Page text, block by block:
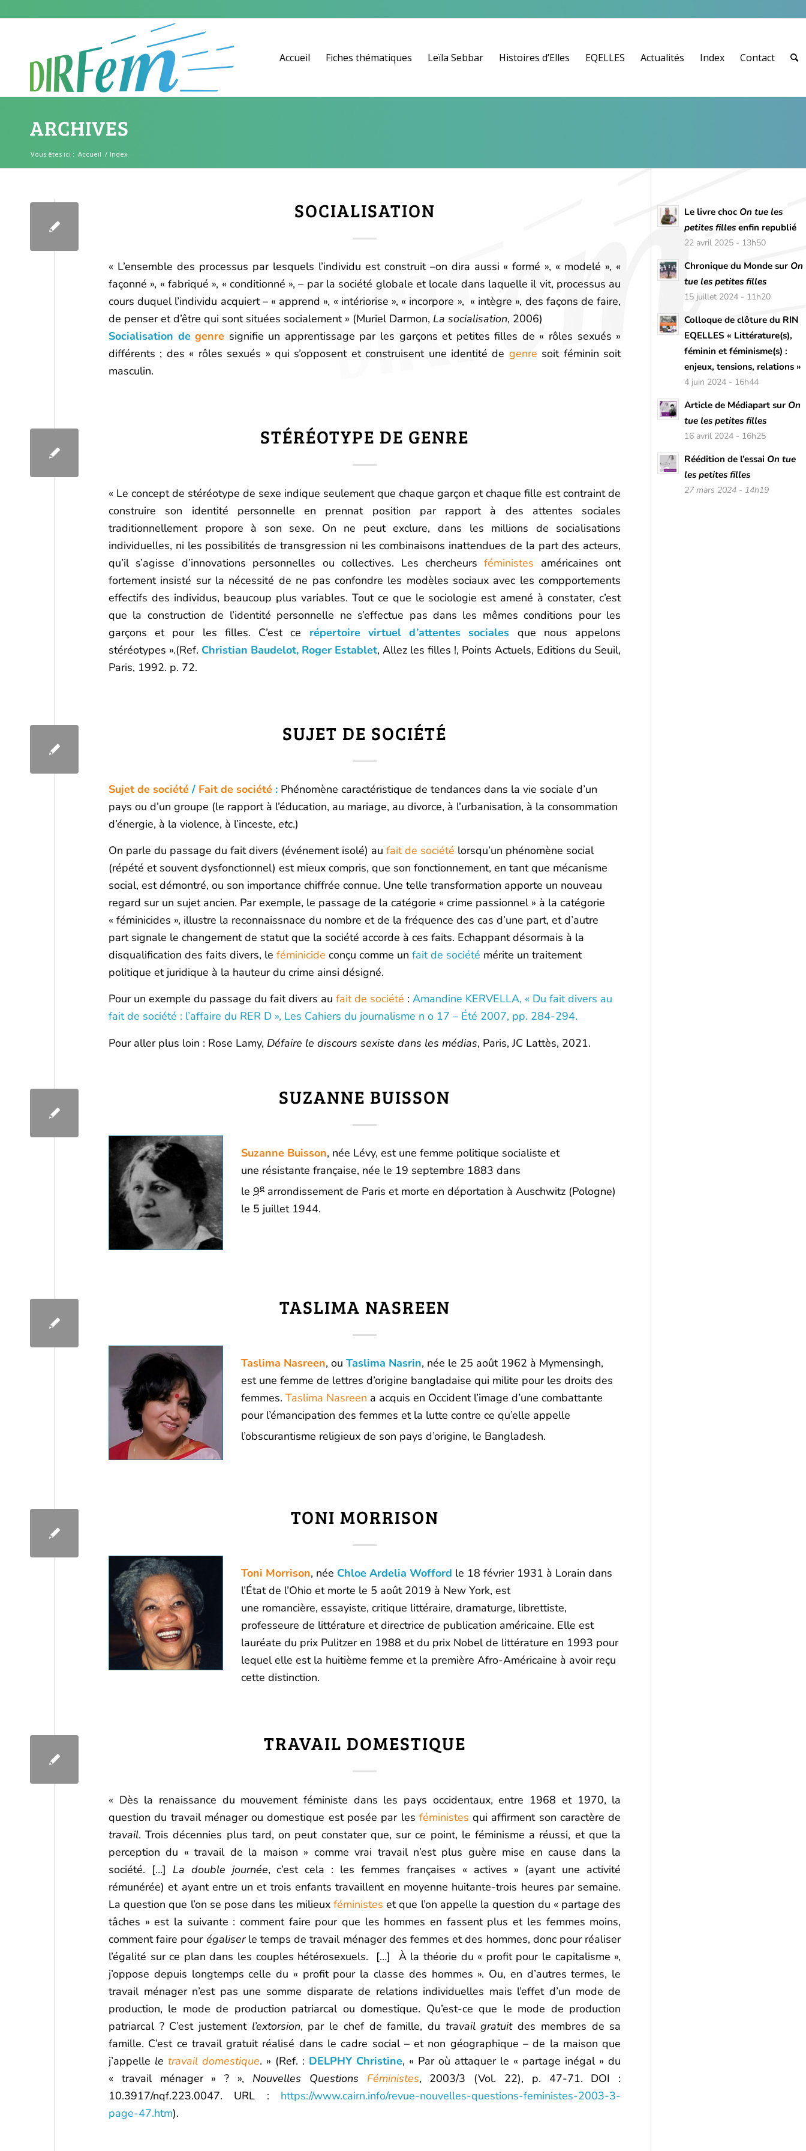
Accueil Fiches thématiques Leïla Sebbar Histoires d’Elles EQELLES Actualités Index Contact
ARCHIVES
Vous êtes ici : Accueil / Index
SOCIALISATION
« L’ensemble des processus par lesquels l’individu est construit –on dira aussi « formé », « modelé », «
façonné », « fabriqué », « conditionné », – par la société globale et locale dans laquelle il vit, processus au
cours duquel l’individu acquiert – « apprend », « intériorise », « incorpore », « intègre », des façons de faire,
de penser et d’être qui sont situées socialement » (Muriel Darmon, La socialisation, 2006)
Socialisation degenre signifie un apprentissage par les garçons et petites filles de « rôles sexués »
différents ; des « rôles sexués » qui s’opposent et construisent une identité de genre soit féminin soit
masculin.
STÉRÉOTYPE DE GENRE
« Le concept de stéréotype de sexe indique seulement que chaque garçon et chaque fille est contraint de
construire son identité personnelle en prennat position par rapport à des attentes sociales
traditionnellement propore à son sexe. On ne peut exclure, dans les millions de socialisations
individuelles, ni les possibilités de transgression ni les combinaisons inattendues de la part des acteurs,
qu’il s’agisse d’innovations personnelles ou collectives. Les chercheursféministes américaines ont
fortement insisté sur la nécessité de ne pas confondre les modèles sociaux avec les compportements
effectifs des individus, beaucoup plus variables. Tout ce que le sociologie est amené à constater, c’est
que la construction de l’identité personnelle ne s’effectue pas dans les mêmes conditions pour les
garçons et pour les filles. C’est ce répertoire virtuel d’attentes sociales que nous appelons
stéréotypes ».(Ref. Christian Baudelot, Roger Establet, Allez les filles !, Points Actuels, Editions du Seuil,
Paris, 1992. p. 72.
SUJET DE SOCIÉTÉ
Sujet de société / Fait de société : Phénomène caractéristique de tendances dans la vie sociale d’un
pays ou d’un groupe (le rapport à l’éducation, au mariage, au divorce, à l’urbanisation, à la consommation
d’énergie, à la violence, à l’inceste, etc.)
On parle du passage du fait divers (événement isolé) au fait de société lorsqu’un phénomène social
(répété et souvent dysfonctionnel) est mieux compris, que son fonctionnement, en tant que mécanisme
social, est démontré, ou son importance chiffrée connue. Une telle transformation apporte un nouveau
regard sur un sujet ancien. Par exemple, le passage de la catégorie « crime passionnel » à la catégorie
« féminicides », illustre la reconnaissnace du nombre et de la fréquence des cas d’une part, et d’autre
part signale le changement de statut que la société accorde à ces faits. Echappant désormais à la
disqualification des faits divers, le féminicide conçu comme un fait de société mérite un traitement
politique et juridique à la hauteur du crime ainsi désigné.
Pour un exemple du passage du fait divers au fait de société : Amandine KERVELLA, « Du fait divers au
fait de société : l’affaire du RER D », Les Cahiers du journalisme n o 17 – Été 2007, pp. 284-294.
Pour aller plus loin : Rose Lamy, Défaire le discours sexiste dans les médias, Paris, JC Lattès, 2021.
SUZANNE BUISSON
Suzanne Buisson, née Lévy, est une femme politique socialiste et
une résistante française, née le 19 septembre 1883 dans
le9e arrondissement de Paris et morte en déportation à Auschwitz (Pologne)
le 5 juillet 1944.
TASLIMA NASREEN
Taslima Nasreen, ouTaslima Nasrin, née le 25 août 1962 à Mymensingh,
est une femme de lettres d’origine bangladaise qui milite pour les droits des
femmes.Taslima Nasreen a acquis en Occident l’image d’une combattante
pour l’émancipation des femmes et la lutte contre ce qu’elle appelle
l’obscurantisme religieux de son pays d’origine, le Bangladesh.
TONI MORRISON
Toni Morrison, née Chloe Ardelia Wofford le 18 février 1931 à Lorain dans
l’État de l’Ohio et morte le 5 août 2019 à New York, est
une romancière, essayiste, critique littéraire, dramaturge, librettiste,
professeure de littérature et directrice de publication américaine. Elle est
lauréate du prix Pulitzer en 1988 et du prix Nobel de littérature en 1993 pour
lequel elle est la huitième femme et la première Afro-Américaine à avoir reçu
cette distinction.
TRAVAIL DOMESTIQUE
« Dès la renaissance du mouvement féministe dans les pays occidentaux, entre 1968 et 1970, la
question du travail ménager ou domestique est posée par les féministes qui affirment son caractère de
travail. Trois décennies plus tard, on peut constater que, sur ce point, le féminisme a réussi, et que la
perception du « travail de la maison » comme vrai travail n’est plus guère mise en cause dans la
société. […] La double journée, c’est cela : les femmes françaises « actives » (ayant une activité
rémunérée) et ayant entre un et trois enfants travaillent en moyenne huitante-trois heures par semaine.
La question que l’on se pose dans les milieux féministes et que l’on appelle la question du « partage des
tâches » est la suivante : comment faire pour que les hommes en fassent plus et les femmes moins,
comment faire pour égaliserle temps de travail ménager des femmes et des hommes, donc pour réaliser
l’égalité sur ce plan dans les couples hétérosexuels. […] À la théorie du « profit pour le capitalisme »,
j’oppose depuis longtemps celle du « profit pour la classe des hommes ». Ou, en d’autres termes, le
travail ménager n’est pas une somme disparate de relations individuelles mais l’effet d’un mode de
production, le mode de production patriarcal ou domestique. Qu’est-ce que le mode de production
patriarcal ? C’est justement l’extorsion, par le chef de famille, du travail gratuitdes membres de sa
famille. C’est ce travail gratuit réalisé dans le cadre social – et non géographique – de la maison que
j’appelle letravail domestique. » (Ref. : DELPHY Christine, « Par où attaquer le « partage inégal » du
« travail ménager » ? », Nouvelles Questions Féministes, 2003/3 (Vol. 22), p. 47-71. DOI :
10.3917/nqf.223.0047. URL : https://www.cairn.info/revue-nouvelles-questions-feministes-2003-3-
page-47.htm).
Le livre choc On tue les
petites filles enfin republié
22 avril 2025 - 13h50
Chronique du Monde sur On
tue les petites filles
15 juillet 2024 - 11h20
Colloque de clôture du RIN
EQELLES « Littérature(s),
féminin et féminisme(s) :
enjeux, tensions, relations »
4 juin 2024 - 16h44
Article de Médiapart sur On
tue les petites filles
16 avril 2024 - 16h25
Réédition de l’essai On tue
les petites filles
27 mars 2024 - 14h19